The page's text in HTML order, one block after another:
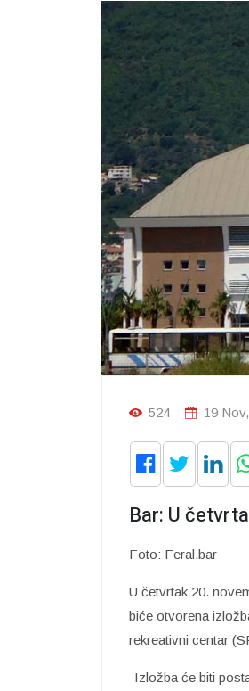
524 19
Bar: U
Foto: Feral.bar
U četvrtak 20.
biće otvorena
rekreativni centar
-Izložba će biti